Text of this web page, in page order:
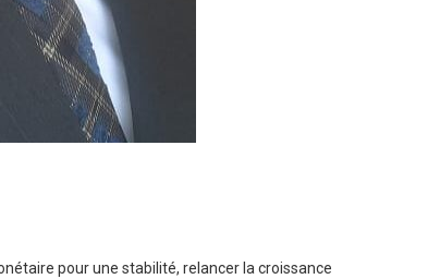
pour une stabilité, relancer la croissance